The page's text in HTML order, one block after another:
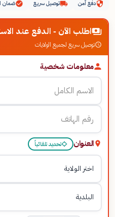
دفع آمن توصيل سريع ضمان
اطلب الآن - الدفع عند
توصيل سريع لجميع الولايات
معلومات شخصية
العنوان تحديد تلقائياً